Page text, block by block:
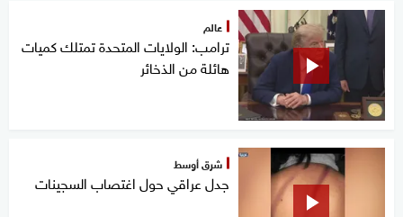
عالم
ترامب: الولايات المتحدة تمتلك كميات
هائلة من الذخائر
شرق أوسط
جدل عراقي حول اغتصاب السجينات